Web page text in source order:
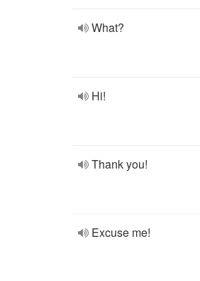
What?
Hi!
Thank you!
Excuse me!